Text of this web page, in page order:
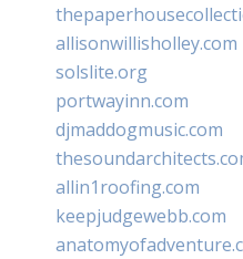
allisonwillisholley.com
solslite.org
portwayinn.com
djmaddogmusic.com
allin1roofing.com
keepjudgewebb.com